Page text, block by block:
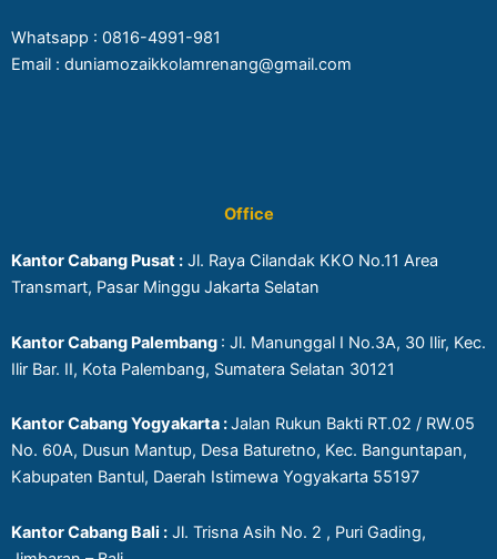
Whatsapp : 0816-4991-981
Email : duniamozaikkolamrenang@gmail.com
Office
Kantor Cabang Pusat : Jl. Raya Cilandak KKO No.11 Area
Transmart, Pasar Minggu Jakarta Selatan
Kantor Cabang Palembang : Jl. Manunggal I No.3A, 30 Ilir, Kec.
Ilir Bar. II, Kota Palembang, Sumatera Selatan 30121
Kantor Cabang Yogyakarta :Jalan Rukun Bakti RT.02 / RW.05
No. 60A, Dusun Mantup, Desa Baturetno, Kec. Banguntapan,
Kabupaten Bantul, Daerah Istimewa Yogyakarta 55197
Kantor Cabang Bali : Jl. Trisna Asih No. 2 , Puri Gading,